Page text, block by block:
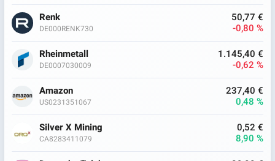
Renk
DE000RENK730
50,77 €
-0,80 %
Rheinmetall
DE0007030009
1.145,40 €
-0,62 %
Amazon
US0231351067
237,40 €
0,48 %
Silver X Mining
CA8283411079
0,52 €
8,90 %